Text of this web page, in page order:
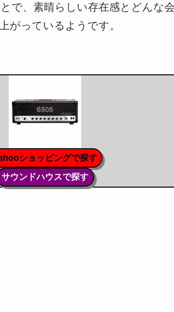
で、素晴らしい存在感とどんな
がっているようです。
ショッピングで探す
サウンドハウスで探す